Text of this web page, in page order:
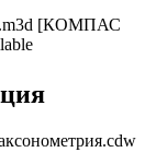
[КОМПАС